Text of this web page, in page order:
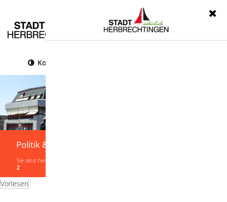
Kontrast
Politik & Verwaltung
Sie sind hier:
Z
Vorlesen